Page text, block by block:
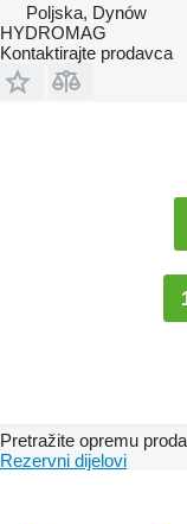
Poljska, Dynów
HYDROMAG
Kontaktirajte prodavca
Pretražite opremu
Rezervni dijelovi